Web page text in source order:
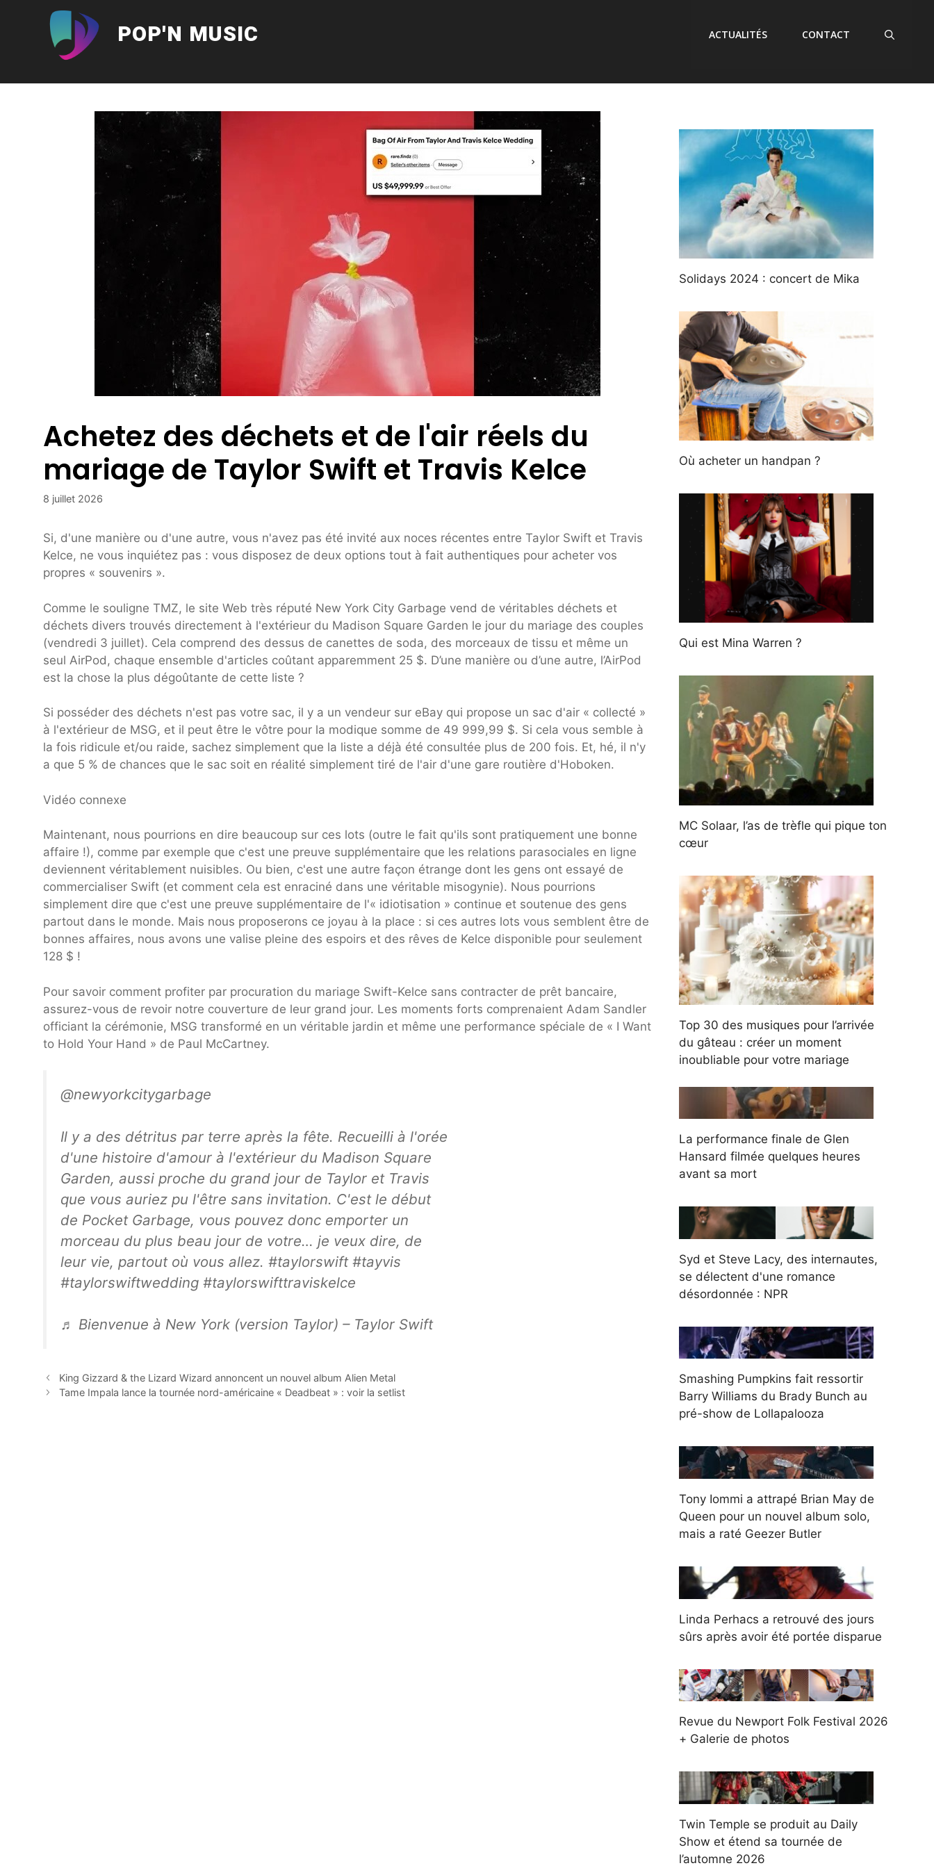
POP'N MUSIC ACTUALITÉS CONTACT
Achetez des déchets et de l'air réels du
mariage de Taylor Swift et Travis Kelce
8 juillet 2026
Si, d'une manière ou d'une autre, vous n'avez pas été invité aux noces récentes entre Taylor Swift et Travis
Kelce, ne vous inquiétez pas : vous disposez de deux options tout à fait authentiques pour acheter vos
propres « souvenirs ».
Comme le souligne TMZ, le site Web très réputé New York City Garbage vend de véritables déchets et
déchets divers trouvés directement à l'extérieur du Madison Square Garden le jour du mariage des couples
(vendredi 3 juillet). Cela comprend des dessus de canettes de soda, des morceaux de tissu et même un
seul AirPod, chaque ensemble d'articles coûtant apparemment 25 $. D’une manière ou d’une autre, l’AirPod
est la chose la plus dégoûtante de cette liste ?
Si posséder des déchets n'est pas votre sac, il y a un vendeur sur eBay qui propose un sac d'air « collecté »
à l'extérieur de MSG, et il peut être le vôtre pour la modique somme de 49 999,99 $. Si cela vous semble à
la fois ridicule et/ou raide, sachez simplement que la liste a déjà été consultée plus de 200 fois. Et, hé, il n'y
a que 5 % de chances que le sac soit en réalité simplement tiré de l'air d'une gare routière d'Hoboken.
Vidéo connexe
Maintenant, nous pourrions en dire beaucoup sur ces lots (outre le fait qu'ils sont pratiquement une bonne
affaire !), comme par exemple que c'est une preuve supplémentaire que les relations parasociales en ligne
deviennent véritablement nuisibles. Ou bien, c'est une autre façon étrange dont les gens ont essayé de
commercialiser Swift (et comment cela est enraciné dans une véritable misogynie). Nous pourrions
simplement dire que c'est une preuve supplémentaire de l'« idiotisation » continue et soutenue des gens
partout dans le monde. Mais nous proposerons ce joyau à la place : si ces autres lots vous semblent être de
bonnes affaires, nous avons une valise pleine des espoirs et des rêves de Kelce disponible pour seulement
128 $ !
Pour savoir comment profiter par procuration du mariage Swift-Kelce sans contracter de prêt bancaire,
assurez-vous de revoir notre couverture de leur grand jour. Les moments forts comprenaient Adam Sandler
officiant la cérémonie, MSG transformé en un véritable jardin et même une performance spéciale de « I Want
to Hold Your Hand » de Paul McCartney.
@newyorkcitygarbage
Il y a des détritus par terre après la fête. Recueilli à l'orée
d'une histoire d'amour à l'extérieur du Madison Square
Garden, aussi proche du grand jour de Taylor et Travis
que vous auriez pu l'être sans invitation. C'est le début
de Pocket Garbage, vous pouvez donc emporter un
morceau du plus beau jour de votre… je veux dire, de
leur vie, partout où vous allez. #taylorswift #tayvis
#taylorswiftwedding #taylorswifttraviskelce
♬ Bienvenue à New York (version Taylor) – Taylor Swift
King Gizzard & the Lizard Wizard annoncent un nouvel album Alien Metal
Tame Impala lance la tournée nord-américaine « Deadbeat » : voir la setlist
Solidays 2024 : concert de Mika
Où acheter un handpan ?
Qui est Mina Warren ?
MC Solaar, l’as de trèfle qui pique ton
cœur
Top 30 des musiques pour l’arrivée
du gâteau : créer un moment
inoubliable pour votre mariage
La performance finale de Glen
Hansard filmée quelques heures
avant sa mort
Syd et Steve Lacy, des internautes,
se délectent d'une romance
désordonnée : NPR
Smashing Pumpkins fait ressortir
Barry Williams du Brady Bunch au
pré-show de Lollapalooza
Tony Iommi a attrapé Brian May de
Queen pour un nouvel album solo,
mais a raté Geezer Butler
Linda Perhacs a retrouvé des jours
sûrs après avoir été portée disparue
Revue du Newport Folk Festival 2026
+ Galerie de photos
Twin Temple se produit au Daily
Show et étend sa tournée de
l’automne 2026